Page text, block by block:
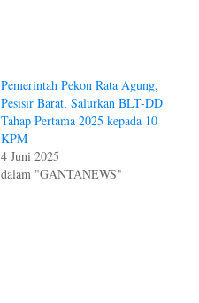
Pemerintah Pekon Rata Agung,
Pesisir Barat, Salurkan BLT-DD
Tahap Pertama 2025 kepada 10
KPM
4 Juni 2025
dalam "GANTANEWS"